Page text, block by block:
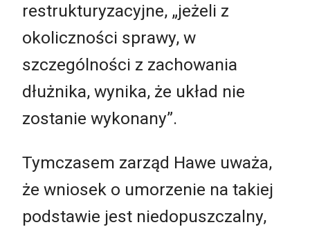
restrukturyzacyjne, „jeżeli z
okoliczności sprawy, w
szczególności z zachowania
dłużnika, wynika, że układ nie
zostanie wykonany”.
Tymczasem zarząd Hawe uważa,
że wniosek o umorzenie na takiej
podstawie jest niedopuszczalny,